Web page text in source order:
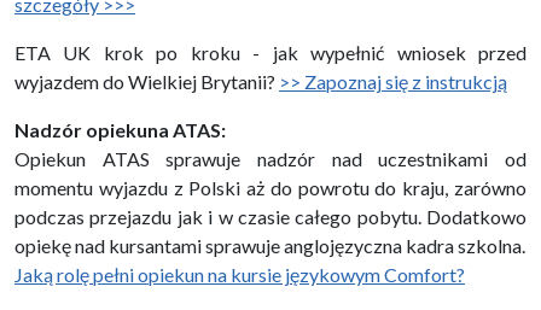
ETA UK krok po kroku - jak wypełnić wniosek przed
wyjazdem do Wielkiej Brytanii? >> Zapoznaj się z instrukcją
Nadzór opiekuna ATAS:
Opiekun ATAS sprawuje nadzór nad uczestnikami od
momentu wyjazdu z Polski aż do powrotu do kraju, zarówno
podczas przejazdu jak i w czasie całego pobytu. Dodatkowo
opiekę nad kursantami sprawuje anglojęzyczna kadra szkolna.
Jaką rolę pełni opiekun na kursie językowym Comfort?